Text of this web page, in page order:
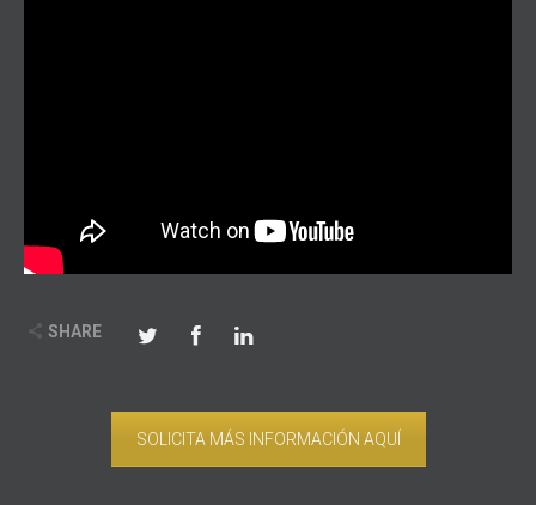
SHARE
SOLICITA MÁS INFORMACIÓN AQUÍ